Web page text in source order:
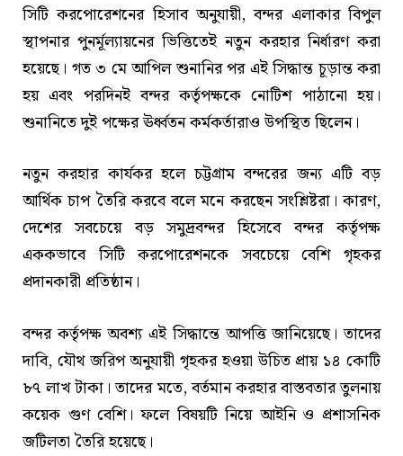
সিটি করপোরেশনের হিসাব অনুযায়ী, বন্দর এলাকার বিপুল
স্থাপনার পুনর্মূল্যায়নের ভিত্তিতেই নতুন করহার নির্ধারণ করা
হয়েছে। গত ৩ মে আপিল শুনানির পর এই সিদ্ধান্ত চূড়ান্ত করা
হয় এবং পরদিনই বন্দর কর্তৃপক্ষকে নোটিশ পাঠানো হয়।
শুনানিতে দুই পক্ষের ঊর্ধ্বতন কর্মকর্তারাও উপস্থিত ছিলেন।
নতুন করহার কার্যকর হলে চট্টগ্রাম বন্দরের জন্য এটি বড়
আর্থিক চাপ তৈরি করবে বলে মনে করছেন সংশ্লিষ্টরা। কারণ,
দেশের সবচেয়ে বড় সমুদ্রবন্দর হিসেবে বন্দর কর্তৃপক্ষ
এককভাবে সিটি করপোরেশনকে সবচেয়ে বেশি গৃহকর
প্রদানকারী প্রতিষ্ঠান।
বন্দর কর্তৃপক্ষ অবশ্য এই সিদ্ধান্তে আপত্তি জানিয়েছে। তাদের
দাবি, যৌথ জরিপ অনুযায়ী গৃহকর হওয়া উচিত প্রায় ১৪ কোটি
৮৭ লাখ টাকা। তাদের মতে, বর্তমান করহার বাস্তবতার তুলনায়
কয়েক গুণ বেশি। ফলে বিষয়টি নিয়ে আইনি ও প্রশাসনিক
জটিলতা তৈরি হয়েছে।